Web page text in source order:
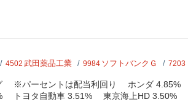
4502 武田薬品工業 9984 ソフトバンクＧ 7203
グ ※パーセントは配当利回り ホンダ
ヨタ自動車 3.51% 東京海上HD 3.50%